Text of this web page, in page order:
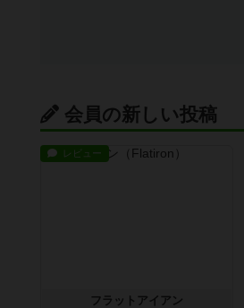
会員の新しい投稿
レビュー
フラットアイアン